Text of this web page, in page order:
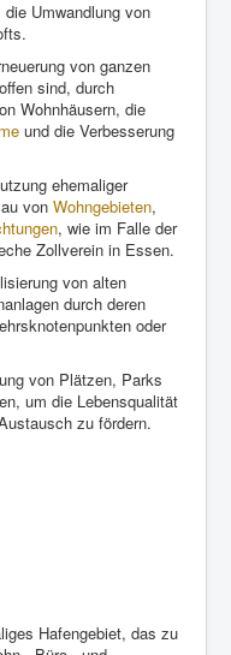
Umwandlung von
von ganzen
sind, durch
Wohnhäusern, die
und die Verbesserung
ehemaliger
von Wohngebieten,
, wie im Falle der
Zollverein in Essen.
von alten
durch deren
oder
von Plätzen, Parks
um die Lebensqualität
zu fördern.
Hafengebiet, das zu